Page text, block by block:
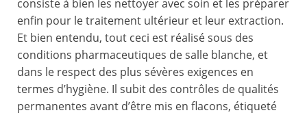
consiste à bien les nettoyer avec soin et les préparer
enfin pour le traitement ultérieur et leur extraction.
Et bien entendu, tout ceci est réalisé sous des
conditions pharmaceutiques de salle blanche, et
dans le respect des plus sévères exigences en
termes d’hygiène. Il subit des contrôles de qualités
permanentes avant d’être mis en flacons, étiqueté